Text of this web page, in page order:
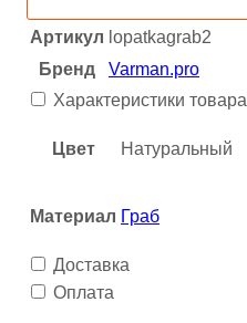
деревянная,
для
кухни,
2
Varman.pro
Артикул lopatkagrab2
Бренд
Varman.pro
Характеристики товара
Цвет Натуральный
Материал Граб
Доставка
Оплата